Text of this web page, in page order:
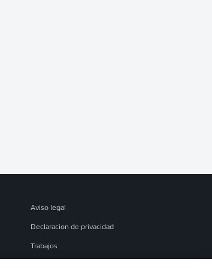
Aviso legal
Declaracion de privacidad
Trabajos